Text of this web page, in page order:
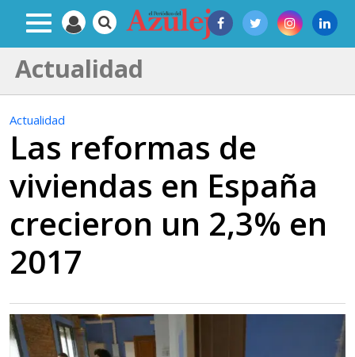
Actualidad
Actualidad
Las reformas de
viviendas en España
crecieron un 2,3% en
2017